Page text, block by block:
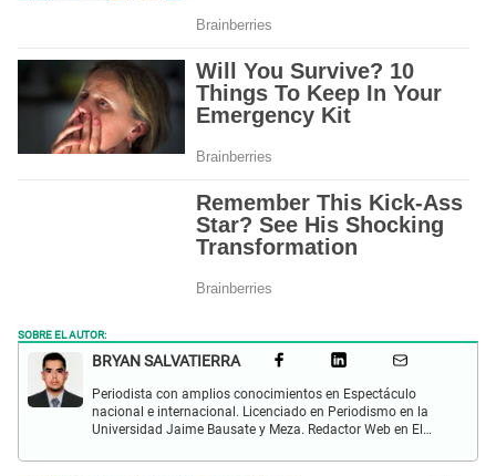
SOBRE EL AUTOR:
BRYAN SALVATIERRA
Periodista con amplios conocimientos en Espectáculo
nacional e internacional. Licenciado en Periodismo en la
Universidad Jaime Bausate y Meza. Redactor Web en El
películas, series, videojuegos y espectáculo.